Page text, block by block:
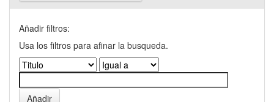
Añadir filtros:
Usa los filtros para afinar la busqueda.